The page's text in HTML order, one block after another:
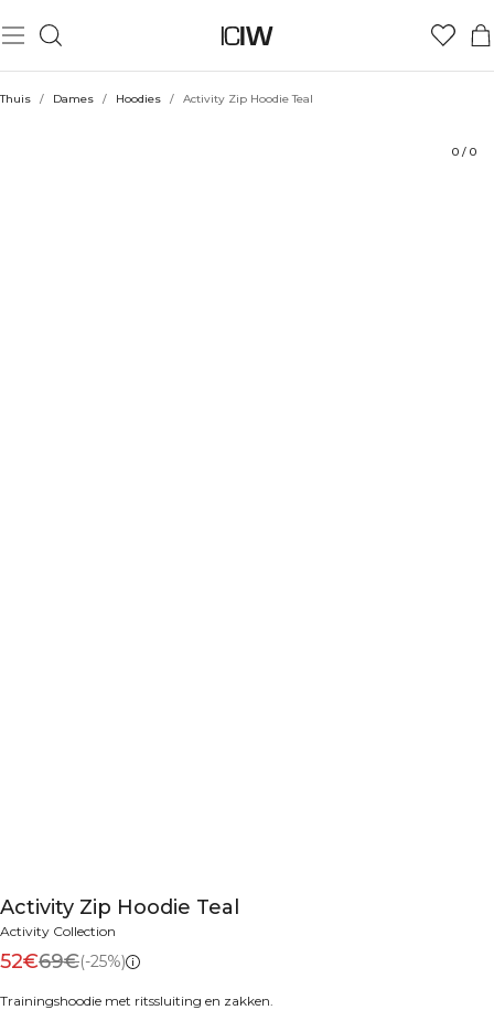
Thuis / Dames / Hoodies / Activity Zip Hoodie Teal
0 / 0
Activity Zip Hoodie Teal
Activity Collection
52€69€(-25%)
Trainingshoodie met ritssluiting en zakken.